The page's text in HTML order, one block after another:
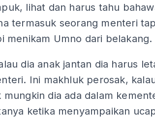
lihat dan harus tahu
termasuk seorang menteri
menikam Umno dari belakang.
dia anak jantan dia harus
Ini makhluk perosak,
mungkin dia ada dalam
ketika menyampaikan